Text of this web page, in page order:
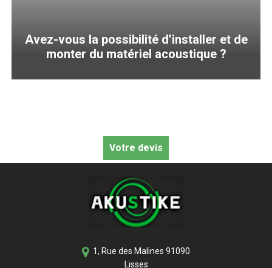
Avez-vous la possibilité d’installer et de
monter du matériel acoustique ?
Votre devis
1, Rue des Malines 91090
Lisses